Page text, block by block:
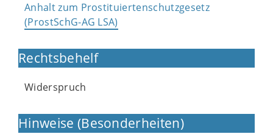
Anhalt zum Prostituiertenschutzgesetz
(ProstSchG-AG LSA)
Rechtsbehelf
Widerspruch
Hinweise (Besonderheiten)